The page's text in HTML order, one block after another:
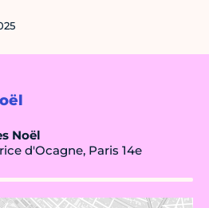
Noël
d'Ocagne, Paris 14e